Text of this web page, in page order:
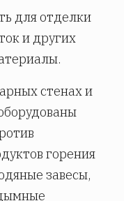
для отделки
и других
стенах и
горения
завесы,